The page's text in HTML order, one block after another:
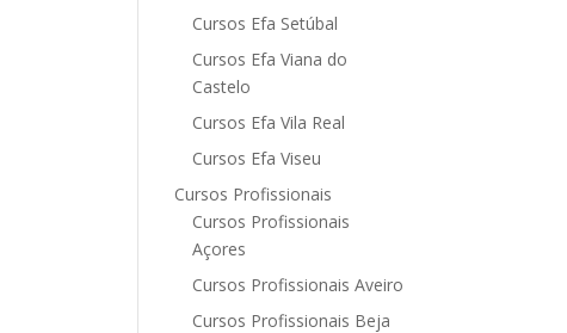
Cursos Efa Setúbal
Cursos Efa Viana do
Castelo
Cursos Efa Vila Real
Cursos Efa Viseu
Cursos Profissionais
Cursos Profissionais
Açores
Cursos Profissionais Aveiro
Cursos Profissionais Beja